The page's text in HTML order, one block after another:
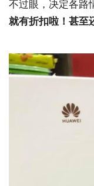
不过眼，决定各路
就有折扣啦！甚至